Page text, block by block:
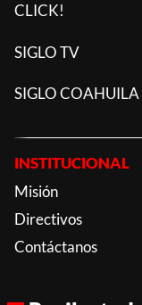
CLICK!
SIGLO TV
SIGLO COAHUILA
INSTITUCIONAL
Misión
Directivos
Contáctanos